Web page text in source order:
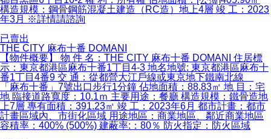
構造規模：鋼骨鋼筋混凝土建造（RC造）地上4層 竣 工：2023
年3月 ※詳情請諮詢
已賣出
THE CITY 麻布十番 DOMANI
【物件概要】 物 件 名：THE CITY 麻布十番 DOMANI 住居標
示：東京都港區麻布十番1丁目4-3 地名地號: 東京都港區麻布十
番1丁目4番9 交 通：從都營大江戶線或東京地下鐵南北線
「麻布十番」7號出口步行1分鐘 佔地面積：88.83㎡ 地 目：宅
地 臨接道路寬度：10.1ｍ 主要用途：餐廳 構造規模：鐵骨造地
上7層 專有面積：391.23㎡ 竣 工：2023年6月 都市計畫：都市
計畫區域內、市街化區域 用途地區：商業地區、鄰近商業地區
容積率：400% (500%) 建蔽率:：80％ 防火指定：防火區域